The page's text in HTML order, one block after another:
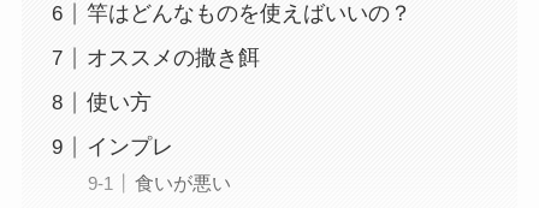
竿はどんなものを使えばいいの？
オススメの撒き餌
使い方
インプレ
食いが悪い